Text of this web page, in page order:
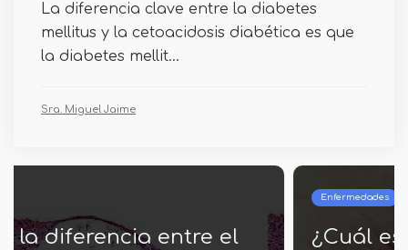
La diferencia clave entre la diabetes
mellitus y la cetoacidosis diabética es que
la diabetes mellit...
Sra. Miguel Jaime
¿Cuál es la diferencia entre el